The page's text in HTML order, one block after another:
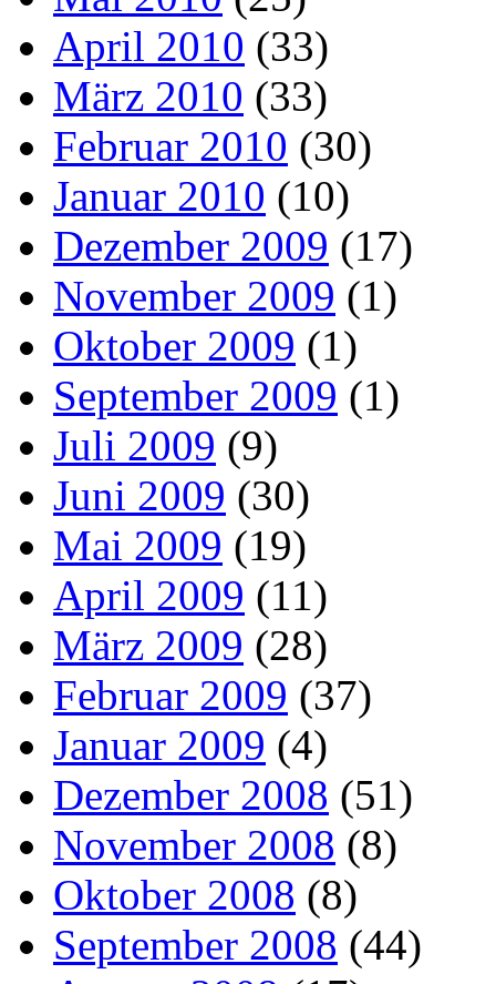
April 2010 (33)
März 2010 (33)
Februar 2010 (30)
Januar 2010 (10)
Dezember 2009 (17)
November 2009 (1)
Oktober 2009 (1)
September 2009 (1)
Juli 2009 (9)
Juni 2009 (30)
Mai 2009 (19)
April 2009 (11)
März 2009 (28)
Februar 2009 (37)
Januar 2009 (4)
Dezember 2008 (51)
November 2008 (8)
Oktober 2008 (8)
September 2008 (44)